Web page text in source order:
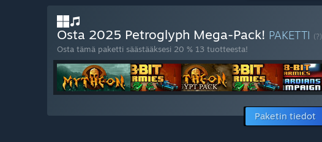
Osta 2025 Petroglyph Mega-Pack! PAKETTI (?)
Osta tämä paketti säästääksesi 20 % 13 tuotteesta!
Paketin tiedot